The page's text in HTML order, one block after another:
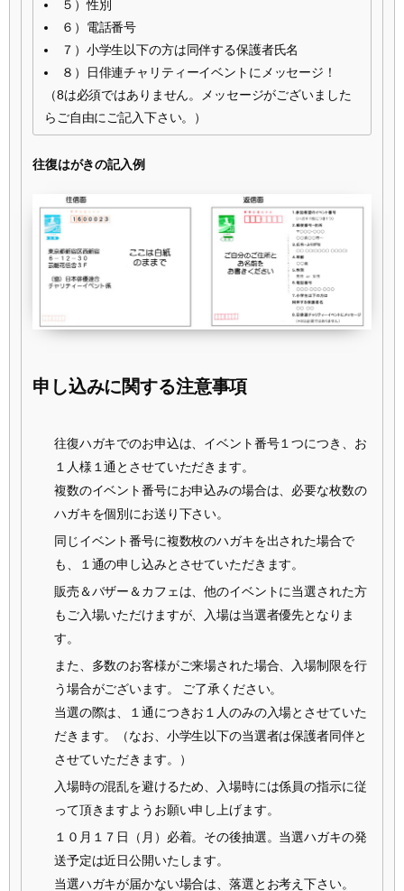
５）性別
６）電話番号
７）小学生以下の方は同伴する保護者氏名
８）日俳連チャリティーイベントにメッセージ！
（8は必須ではありません。メッセージがございました
らご自由にご記入下さい。）
往復はがきの記入例
申し込みに関する注意事項
往復ハガキでのお申込は、イベント番号１つにつき、お
１人様１通とさせていただきます。
複数のイベント番号にお申込みの場合は、必要な枚数の
ハガキを個別にお送り下さい。
同じイベント番号に複数枚のハガキを出された場合で
も、１通の申し込みとさせていただきます。
販売＆バザー＆カフェは、他のイベントに当選された方
もご入場いただけますが、入場は当選者優先となりま
す。
また、多数のお客様がご来場された場合、入場制限を行
う場合がございます。 ご了承ください。
当選の際は、１通につきお１人のみの入場とさせていた
だきます。（なお、小学生以下の当選者は保護者同伴と
させていただきます。）
入場時の混乱を避けるため、入場時には係員の指示に従
って頂きますようお願い申し上げます。
１０月１７日（月）必着。その後抽選。当選ハガキの発
送予定は近日公開いたします。
当選ハガキが届かない場合は、落選とお考え下さい。